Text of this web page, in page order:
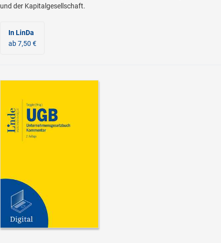
und der Kapitalgesellschaft.
In LinDa
ab 7,50 €